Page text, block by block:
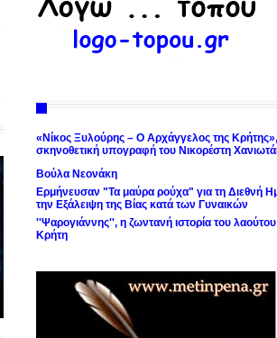
«Νίκος Ξυλούρης – Ο Αρχάγγελος της
σκηνοθετική υπογραφή του Νικορέστη
Βούλα Νεονάκη
Ερμήνευσαν "Τα μαύρα ρούχα" για τη Διεθνή
την Εξάλειψη της Βίας κατά των Γυναικών
''Ψαρογιάννης'', η ζωντανή ιστορία του
Κρήτη